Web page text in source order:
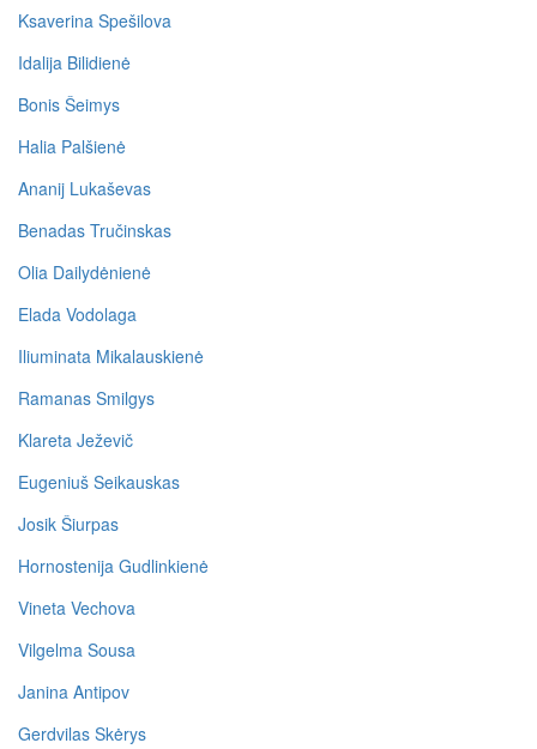
Ksaverina Spešilova
Idalija Bilidienė
Bonis Šeimys
Halia Palšienė
Ananij Lukaševas
Benadas Tručinskas
Olia Dailydėnienė
Elada Vodolaga
Iliuminata Mikalauskienė
Ramanas Smilgys
Klareta Ježevič
Eugeniuš Seikauskas
Josik Šiurpas
Hornostenija Gudlinkienė
Vineta Vechova
Vilgelma Sousa
Janina Antipov
Gerdvilas Skėrys